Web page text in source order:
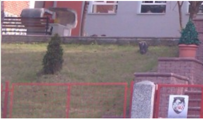
Skip
to
content